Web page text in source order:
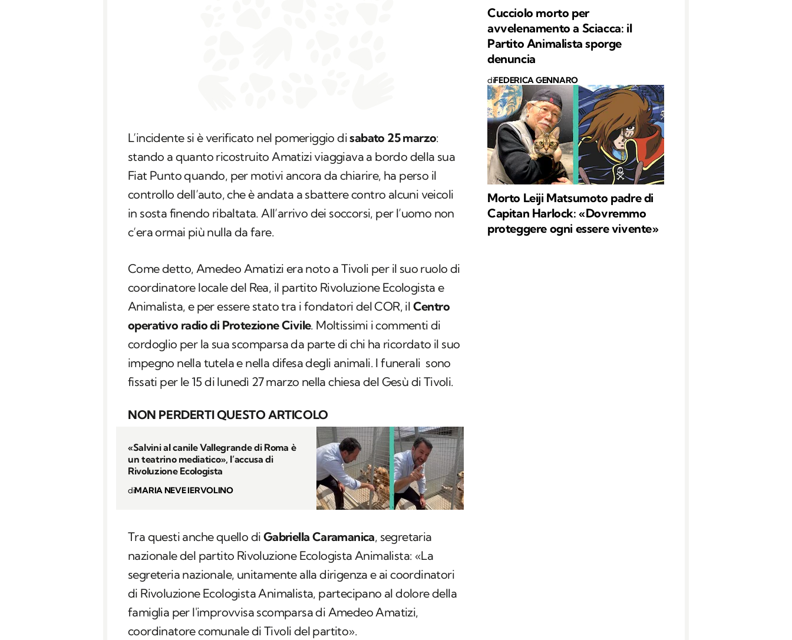
L’incidente si è verificato nel pomeriggio disabato 25 marzo:
stando a quanto ricostruito Amatizi viaggiava a bordo della sua
Fiat Punto quando, per motivi ancora da chiarire, ha perso il
controllo dell’auto, che è andata a sbattere contro alcuni veicoli
in sosta finendo ribaltata. All’arrivo dei soccorsi, per l’uomo non
c’era ormai più nulla da fare.
Come detto, Amedeo Amatizi era noto a Tivoli per il suo ruolo di
coordinatore locale del Rea, il partito Rivoluzione Ecologista e
Animalista, e per essere stato tra i fondatori del COR, il Centro
operativo radio di Protezione Civile. Moltissimi i commenti di
cordoglio per la sua scomparsa da parte di chi ha ricordato il suo
impegno nella tutela e nella difesa degli animali. I funerali sono
fissati per le 15 di lunedì 27 marzo nella chiesa del Gesù di Tivoli.
NON PERDERTI QUESTO ARTICOLO
«Salvini al canile Vallegrande di Roma è
un teatrino mediatico», l’accusa di
Rivoluzione Ecologista
diMARIA NEVE IERVOLINO
Tra questi anche quello di Gabriella Caramanica, segretaria
nazionale del partito Rivoluzione Ecologista Animalista: «La
segreteria nazionale, unitamente alla dirigenza e ai coordinatori
di Rivoluzione Ecologista Animalista, partecipano al dolore della
famiglia per l'improvvisa scomparsa di Amedeo Amatizi,
coordinatore comunale di Tivoli del partito».
Cucciolo morto per
avvelenamento a Sciacca: il
Partito Animalista sporge
denuncia
diFEDERICA GENNARO
Morto Leiji Matsumoto padre di
Capitan Harlock: «Dovremmo
proteggere ogni essere vivente»